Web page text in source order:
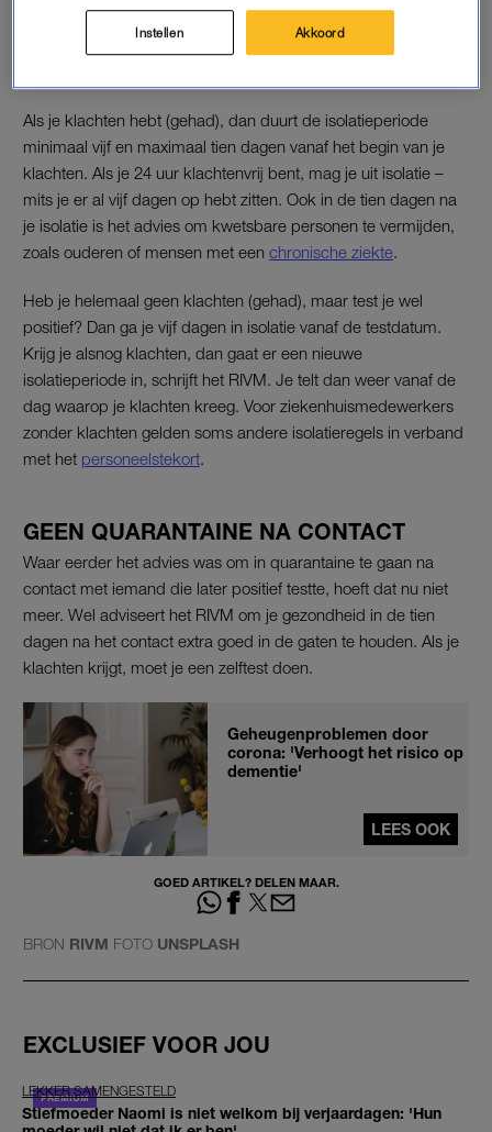
klachten hebt (gehad) of niet. Het is de bedoeling dat je niet
naar buiten gaat en zelfs op je eigen kamer blijft, zodat je ook
Als je klachten hebt (gehad), dan duurt de isolatieperiode
minimaal vijf en maximaal tien dagen vanaf het begin van je
klachten. Als je 24 uur klachtenvrij bent, mag je uit isolatie –
mits je er al vijf dagen op hebt zitten. Ook in de tien dagen na
je isolatie is het advies om kwetsbare personen te vermijden,
zoals ouderen of mensen met een chronische ziekte
Heb je helemaal geen klachten (gehad), maar test je wel
positief? Dan ga je vijf dagen in isolatie vanaf de testdatum.
Krijg je alsnog klachten, dan gaat er een nieuwe
isolatieperiode in, schrijft het RIVM. Je telt dan weer vanaf de
dag waarop je klachten kreeg. Voor ziekenhuismedewerkers
zonder klachten gelden soms andere isolatieregels in verband
met het personeelstekort
GEEN QUARANTAINE NA CONTACT
Waar eerder het advies was om in quarantaine te gaan na
contact met iemand die later positief testte, hoeft dat nu niet
meer. Wel adviseert het RIVM om je gezondheid in de tien
dagen na het contact extra goed in de gaten te houden. Als je
klachten krijgt, moet je een zelftest doen.
Geheugenproblemen door
corona: 'Verhoogt het risico op
dementie'
LEES OOK
GOED ARTIKEL? DELEN MAAR.
BRON RIVM FOTO UNSPLASH
EXCLUSIEF VOOR JOU
LEKKER SAMENGESTELD
Stiefmoeder Naomi is niet welkom bij verjaardagen: 'Hun
Instellen Akkoord